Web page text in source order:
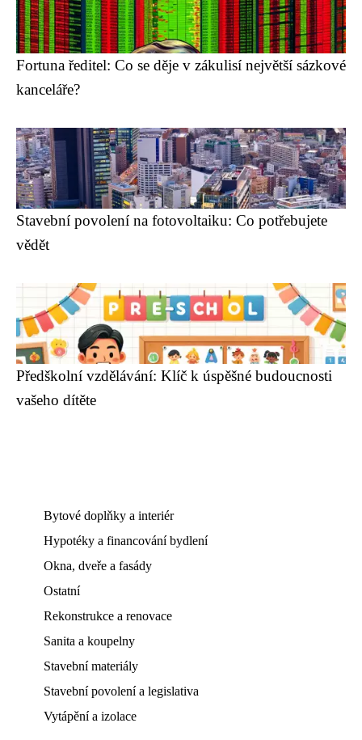
Fortuna ředitel: Co se děje v zákulisí největší sázkové
kanceláře?
Stavební povolení na fotovoltaiku: Co potřebujete
vědět
Předškolní vzdělávání: Klíč k úspěšné budoucnosti
vašeho dítěte
Bytové doplňky a interiér
Hypotéky a financování bydlení
Okna, dveře a fasády
Ostatní
Rekonstrukce a renovace
Sanita a koupelny
Stavební materiály
Stavební povolení a legislativa
Vytápění a izolace